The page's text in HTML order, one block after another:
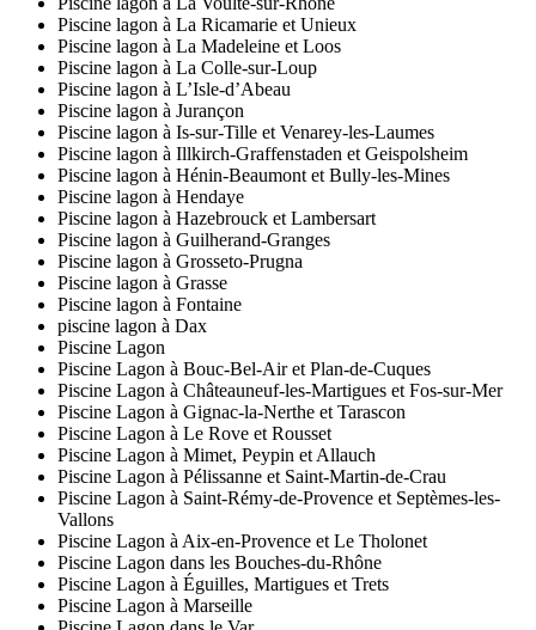
Piscine lagon à La Ricamarie et Unieux
Piscine lagon à La Madeleine et Loos
Piscine lagon à La Colle-sur-Loup
Piscine lagon à L’Isle-d’Abeau
Piscine lagon à Jurançon
Piscine lagon à Is-sur-Tille et Venarey-les-Laumes
Piscine lagon à Illkirch-Graffenstaden et Geispolsheim
Piscine lagon à Hénin-Beaumont et Bully-les-Mines
Piscine lagon à Hendaye
Piscine lagon à Hazebrouck et Lambersart
Piscine lagon à Guilherand-Granges
Piscine lagon à Grosseto-Prugna
Piscine lagon à Grasse
Piscine lagon à Fontaine
piscine lagon à Dax
Piscine Lagon
Piscine Lagon à Bouc-Bel-Air et Plan-de-Cuques
Piscine Lagon à Châteauneuf-les-Martigues et Fos-sur-Mer
Piscine Lagon à Gignac-la-Nerthe et Tarascon
Piscine Lagon à Le Rove et Rousset
Piscine Lagon à Mimet, Peypin et Allauch
Piscine Lagon à Pélissanne et Saint-Martin-de-Crau
Piscine Lagon à Saint-Rémy-de-Provence et Septèmes-les-
Vallons
Piscine Lagon à Aix-en-Provence et Le Tholonet
Piscine Lagon dans les Bouches-du-Rhône
Piscine Lagon à Éguilles, Martigues et Trets
Piscine Lagon à Marseille